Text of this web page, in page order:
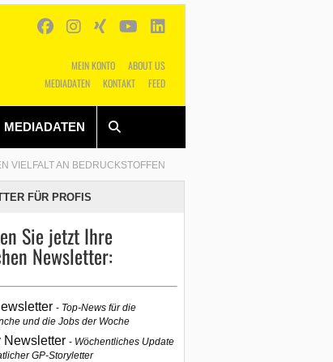
MEIN KONTO
ABOUT US
MEDIADATEN
KONTAKT FEED
MEDIADATEN
Shop SUCHEN
AN BEDRUCKSTOFFEN
FÜR PROFIS
Sie jetzt Ihre
Newsletter:
Top-News für die
und die Jobs der Woche
Newsletter Wöchentliches Update
GP-Storyletter